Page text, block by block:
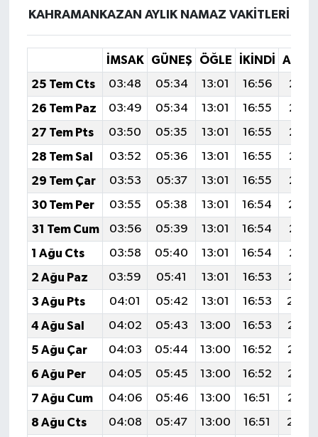
KAHRAMANKAZAN AYLIK NAMAZ VAKITLERI
İMSAK GÜNEŞ ÖĞLE İKINDI
25 Tem Cts
03:48 05:34 13:01 16:56
20:18
26 Tem Paz
03:49 05:34 13:01 16:55
20:17
27 Tem Pts
03:50 05:35 13:01 16:55
20:16
28 Tem Sal
03:52 05:36 13:01 16:55
20:15
29 Tem Çar
03:53 05:37 13:01 16:55
20:15
30 Tem Per
03:55 05:38 13:01 16:54
31 Tem Cum
03:56 05:39 13:01 16:54
20:13
1 Ağu Cts
03:58 05:40 13:01 16:54
20:12
2 Ağu Paz
03:59 05:41 13:01 16:53
3 Ağu Pts
04:01 05:42 13:01 16:53
4 Ağu Sal
04:02 05:43 13:00 16:53
5 Ağu Çar
04:03 05:44 13:00 16:52
6 Ağu Per
04:05 05:45 13:00 16:52
7 Ağu Cum
04:06 05:46 13:00 16:51
8 Ağu Cts
04:08 05:47 13:00 16:51